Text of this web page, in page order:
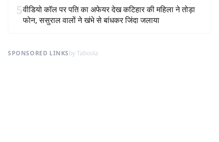
5वीडियो कॉल पर पति का अफेयर देख कटिहार की महिला ने तोड़ा
फोन, ससुराल वालों ने खंभे से बांधकर जिंदा जलाया
SPONSORED LINKSby Taboola